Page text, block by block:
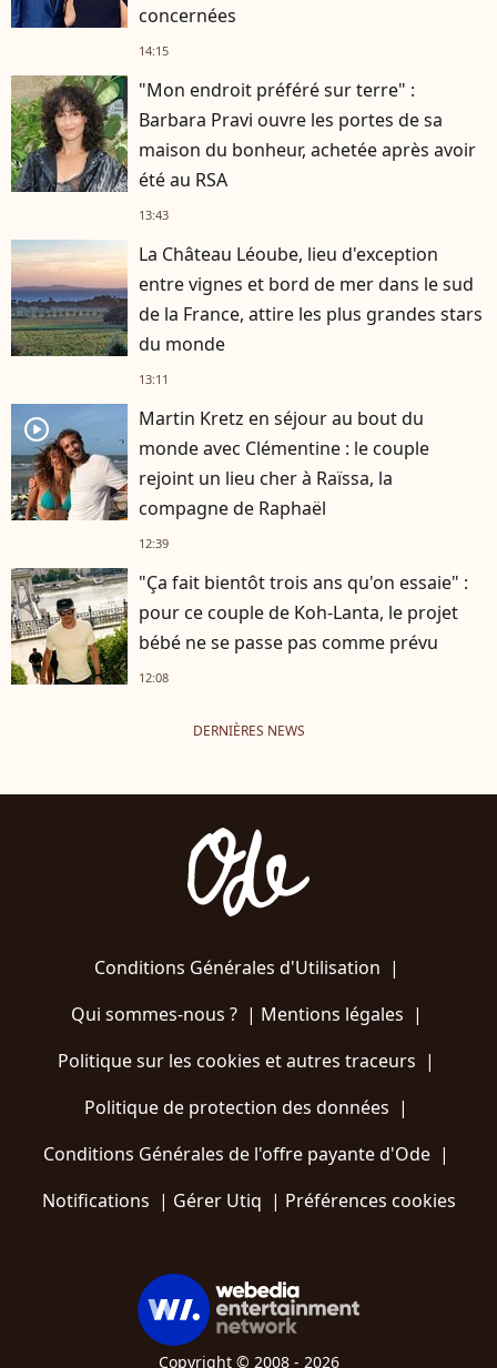
concernées
14:15
"Mon endroit préféré sur terre" :
Barbara Pravi ouvre les portes de sa
maison du bonheur, achetée après avoir
été au RSA
13:43
La Château Léoube, lieu d'exception
entre vignes et bord de mer dans le sud
de la France, attire les plus grandes stars
du monde
13:11
player2
Martin Kretz en séjour au bout du
monde avec Clémentine : le couple
rejoint un lieu cher à Raïssa, la
compagne de Raphaël
12:39
"Ça fait bientôt trois ans qu'on essaie" :
pour ce couple de Koh-Lanta, le projet
bébé ne se passe pas comme prévu
12:08
DERNIÈRES NEWS
Conditions Générales d'Utilisation |
Qui sommes-nous ?| Mentions légales |
Politique sur les cookies et autres traceurs |
Politique de protection des données |
Conditions Générales de l'offre payante d'Ode |
Notifications | Gérer Utiq | Préférences cookies
Copyright © 2008 - 2026